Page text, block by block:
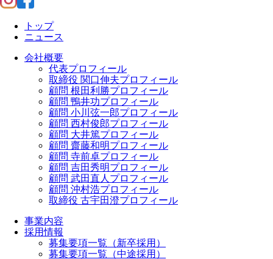
トップ
ニュース
会社概要
代表プロフィール
取締役 関口伸夫プロフィール
顧問 根田利勝プロフィール
顧問 鴨井功プロフィール
顧問 小川弦一郎プロフィール
顧問 西村俊郎プロフィール
顧問 大井篤プロフィール
顧問 齋藤和明プロフィール
顧問 寺前卓プロフィール
顧問 吉田秀明プロフィール
顧問 武田直人プロフィール
顧問 沖村浩プロフィール
取締役 古宇田澄プロフィール
事業内容
採用情報
募集要項一覧（新卒採用）
募集要項一覧（中途採用）